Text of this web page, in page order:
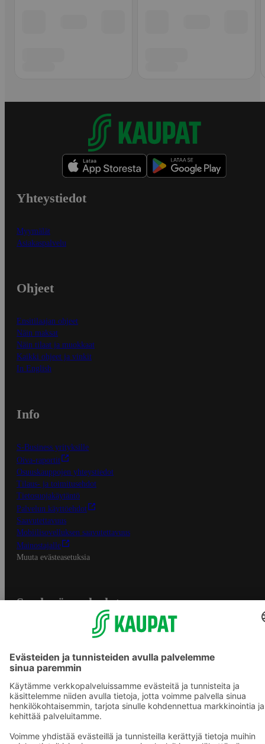
Yhteystiedot
Myymälät
Asiakaspalvelu
Ohjeet
Ensitilaajan ohjeet
Näin maksat
Näin tilaat ja muokkaat
Kaikki ohjeet ja vinkit
In English
Info
S-Business yrityksille
Oiva-raportit
Osuuskauppojen yhteystiedot
Tilaus- ja toimitusehdot
Tietosuojakäytäntö
Palvelun käyttöehdot
Saavutettavuus
Mobiilisovelluksen saavutettavuus
Mainostajalle
Muuta evästeasetuksia
S-ryhmän palvelut
Yhteishyvä Ruoka -sovellus
S-ostoslista -sovellus
Prisma.fi
Sokos.fi
S-Pankki
Sokos Hotels